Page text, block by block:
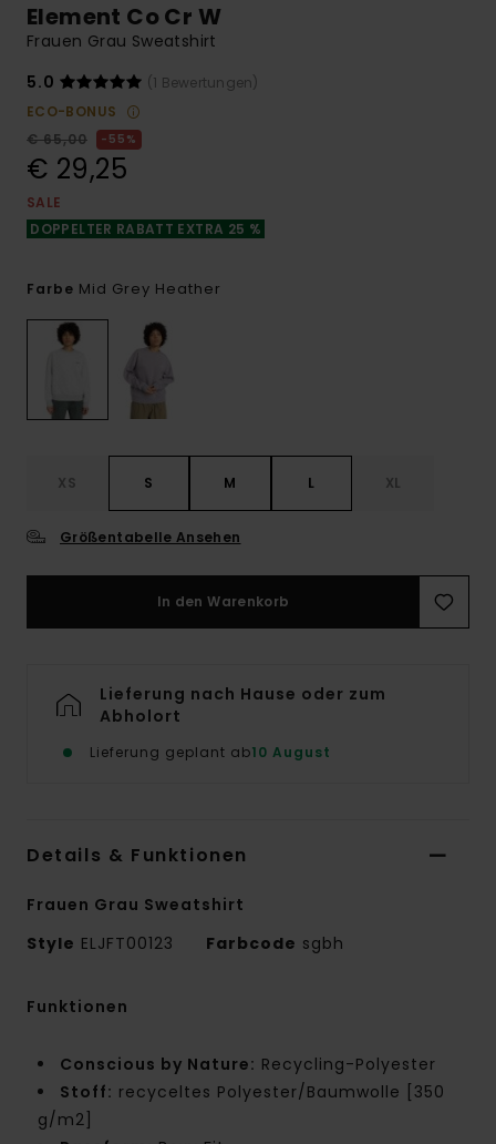
Element Co Cr W
Frauen Grau Sweatshirt
5.0
(1 Bewertungen)
ECO-BONUS
€ 65,00
55%
€ 29,25
SALE
DOPPELTER RABATT EXTRA 25 %
Farbe Mid Grey Heather
XS S M L XL
Größentabelle Ansehen
In den Warenkorb
Lieferung nach Hause oder zum
Abholort
Lieferung geplant ab10 August
Details & Funktionen
Frauen Grau Sweatshirt
Style ELJFT00123 Farbcode sgbh
Funktionen
Conscious by Nature: Recycling-Polyester
Stoff: recyceltes Polyester/Baumwolle [350
g/m2]